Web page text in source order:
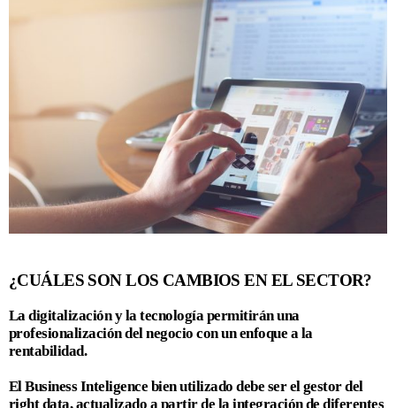
¿CUÁLES SON LOS CAMBIOS EN EL SECTOR?
La digitalización y la tecnología permitirán una
profesionalización del negocio con un enfoque a la
rentabilidad.
El Business Inteligence bien utilizado debe ser el gestor del
right data, actualizado a partir de la integración de diferentes